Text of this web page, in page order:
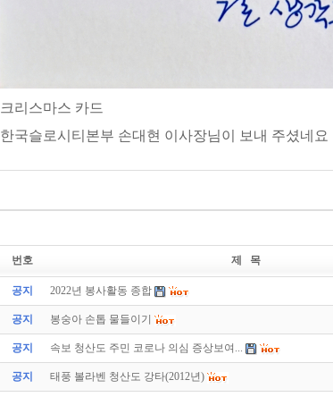
크리스마스 카드
한국슬로시티본부 손대현 이사장님이 보내 주셨네요
번호
제 목
공지 2022년 봉사활동 종합
공지 봉숭아 손톱 물들이기
공지 속보 청산도 주민 코로나 의심 증상보여...
공지 태풍 볼라벤 청산도 강타(2012년)